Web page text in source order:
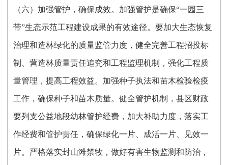
（六）加强管护，确保成效。加强管护是确保“一园三
带”生态示范工程建设成果的有效途径。要加大生态恢复
治理和造林绿化的质量监管力度，健全完善工程招投标
制、营造林质量责任追究和工程监理机制，强化工程质
量管理，提高工程效益。加强种子执法和苗木检验检疫
工作，确保种子和苗木质量。健全管护机制，县区财政
要列支公益地段幼林管护经费，加大补助力度，落实工
作经费和管护责任，确保绿化一片、成活一片、见效一
片。严格落实封山滩禁牧，做好有害生物监测和防治，